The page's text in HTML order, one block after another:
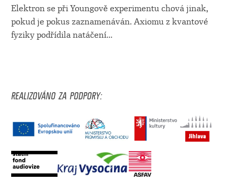
Elektron se při Youngově experimentu chová jinak,
pokud je pokus zaznamenáván. Axiomu z kvantové
fyziky podřídila natáčení...
REALIZOVÁNO ZA PODPORY: